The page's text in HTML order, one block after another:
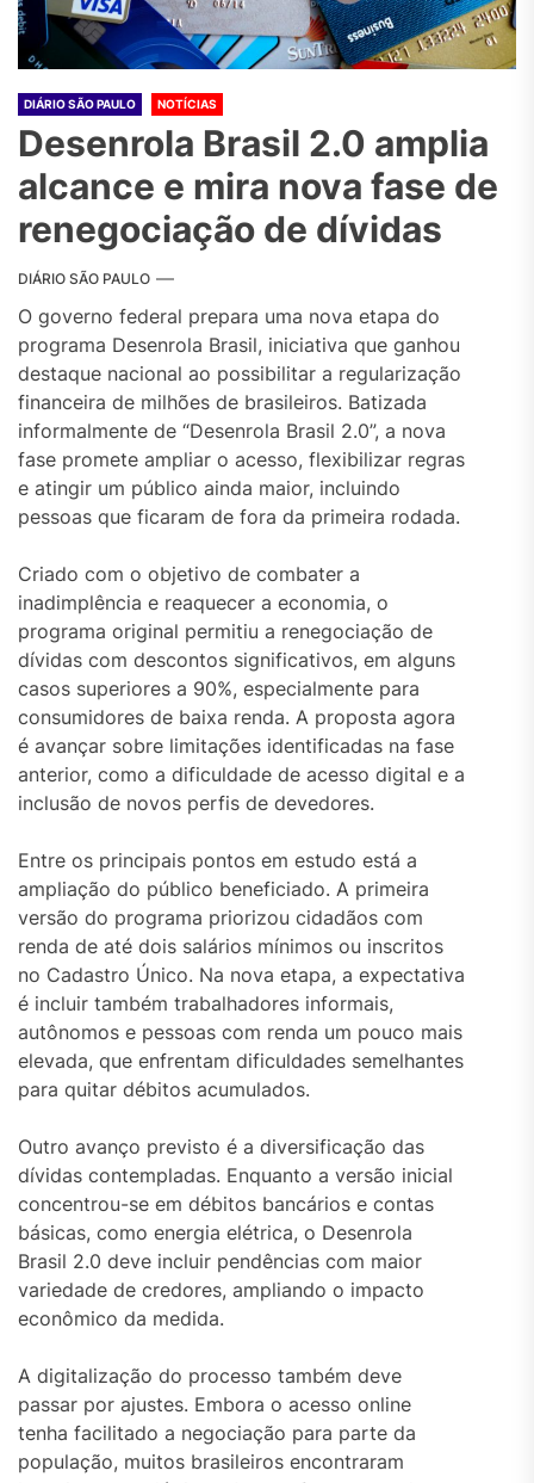
DIÁRIO SÃO PAULO NOTÍCIAS
Desenrola Brasil 2.0 amplia
alcance e mira nova fase de
renegociação de dívidas
DIÁRIO SÃO PAULO
O governo federal prepara uma nova etapa do
programa Desenrola Brasil, iniciativa que ganhou
destaque nacional ao possibilitar a regularização
financeira de milhões de brasileiros. Batizada
informalmente de “Desenrola Brasil 2.0”, a nova
fase promete ampliar o acesso, flexibilizar regras
e atingir um público ainda maior, incluindo
pessoas que ficaram de fora da primeira rodada.
Criado com o objetivo de combater a
inadimplência e reaquecer a economia, o
programa original permitiu a renegociação de
dívidas com descontos significativos, em alguns
casos superiores a 90%, especialmente para
consumidores de baixa renda. A proposta agora
é avançar sobre limitações identificadas na fase
anterior, como a dificuldade de acesso digital e a
inclusão de novos perfis de devedores.
Entre os principais pontos em estudo está a
ampliação do público beneficiado. A primeira
versão do programa priorizou cidadãos com
renda de até dois salários mínimos ou inscritos
no Cadastro Único. Na nova etapa, a expectativa
é incluir também trabalhadores informais,
autônomos e pessoas com renda um pouco mais
elevada, que enfrentam dificuldades semelhantes
para quitar débitos acumulados.
Outro avanço previsto é a diversificação das
dívidas contempladas. Enquanto a versão inicial
concentrou-se em débitos bancários e contas
básicas, como energia elétrica, o Desenrola
Brasil 2.0 deve incluir pendências com maior
variedade de credores, ampliando o impacto
econômico da medida.
A digitalização do processo também deve
passar por ajustes. Embora o acesso online
tenha facilitado a negociação para parte da
população, muitos brasileiros encontraram